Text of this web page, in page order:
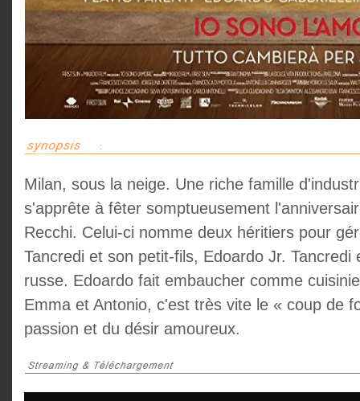
Milan, sous la neige. Une riche famille
s'apprête à fêter somptueusement
Recchi. Celui-ci nomme deux héritiers pour
Tancredi et son petit-fils, Edoardo Jr.
russe. Edoardo fait embaucher comme
Emma et Antonio, c'est très vite le « coup de
passion et du désir amoureux.